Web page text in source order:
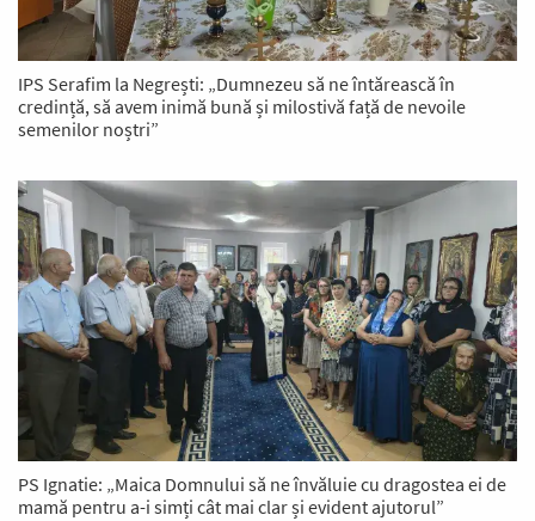
IPS Serafim la Negrești: „Dumnezeu să ne întărească în
credință, să avem inimă bună și milostivă față de nevoile
semenilor noștri”
PS Ignatie: „Maica Domnului să ne învăluie cu dragostea ei de
mamă pentru a-i simți cât mai clar și evident ajutorul”